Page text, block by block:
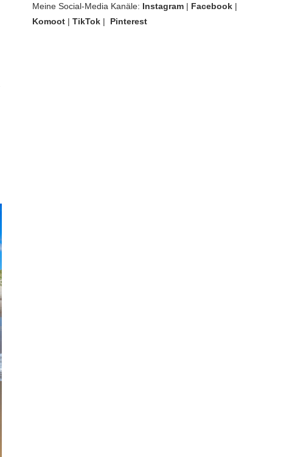
Meine Social-Media Kanäle: Instagram | Facebook |
Komoot | TikTok | Pinterest